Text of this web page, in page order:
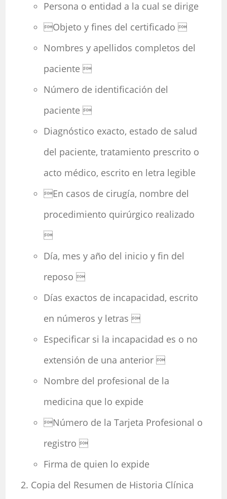
Persona o entidad a la cual se dirige
Objeto y fines del certificado 
Nombres y apellidos completos del
paciente 
Número de identificación del
paciente 
Diagnóstico exacto, estado de salud
del paciente, tratamiento prescrito o
acto médico, escrito en letra legible
En casos de cirugía, nombre del
procedimiento quirúrgico realizado

Día, mes y año del inicio y fin del
reposo 
Días exactos de incapacidad, escrito
en números y letras 
Especificar si la incapacidad es o no
extensión de una anterior 
Nombre del profesional de la
medicina que lo expide
Número de la Tarjeta Profesional o
registro 
Firma de quien lo expide
Copia del Resumen de Historia Clínica